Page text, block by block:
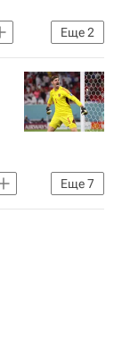
Еще2
Еще7